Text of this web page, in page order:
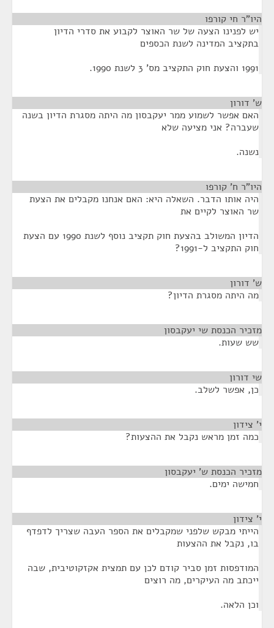
היו"ר חי קורפו
יש לפנינו הצעה של שר האוצר לקבוע את סדרי הדיון
בתקציב המדינה לשנת הכספים
1991 והצעת חוק התקציב מס' 3 לשנת 1990.
ש' דורון
האם אפשר לשמוע ממר יעקבסון מה היתה מסגרת הדיון בשנה
שעברה? אני מציעה שלא
נשנה.
היו"ר ח' קורפו
היה אותו הדבר. השאלה היא: האם אנחנו מקבלים את הצעת
שר האוצר לקיים את
הדיון המשולב בהצעת חוק תקציב נוסף לשנת 1990 עם הצעת
חוק התקציב ל-1991?
ש' דורון
מה היתה מסגרת הדיון?
מזכיר הכנסת שי יעקבסון
שש שעות.
שי דורון
כן, אפשר לשלב.
י' צידון
כמה זמן מראש נקבל את ההצעות?
מזכיר הכנסת ש' יעקבסון
חמישה ימים.
י' צידון
הייתי מבקש שלפני שמקבלים את הספר העבה שצריך לדפדף
בו, נקבל את ההצעות
המודפסות זמן סביר קודם לכן עם תמצית אקזקוטיבית, שבה
ייכתב מה העיקרים, מה רוצים
וכן הלאה.